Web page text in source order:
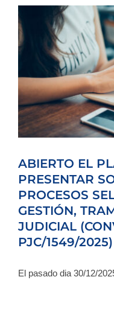
ABIERTO EL
PRESENTAR
PROCESOS
GESTIÓN,
JUDICIAL
PJC/1549/2025)
El pasado dia 30/12/